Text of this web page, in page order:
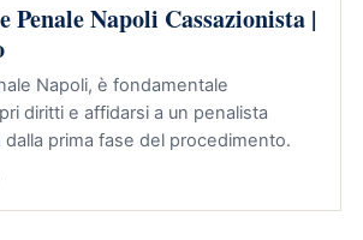
Penale Napoli Cassazionista |
Napoli, è fondamentale
diritti e affidarsi a un penalista
prima fase del procedimento.